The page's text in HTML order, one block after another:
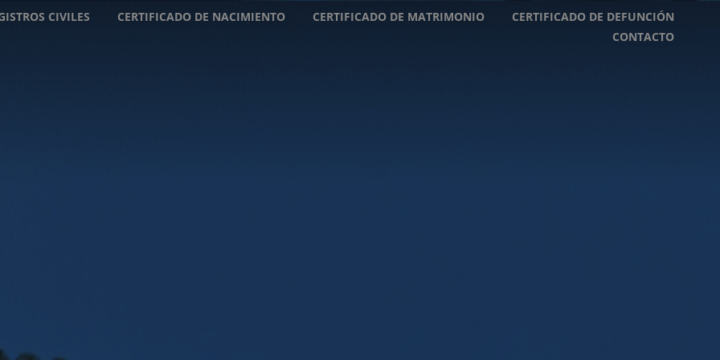
CIVILES CERTIFICADO DE NACIMIENTO CERTIFICADO DE MATRIMONIO
CERTIFICADO DE DEFUNCIÓN
CONTACTO